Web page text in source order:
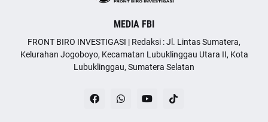
MEDIA FBI
FRONT BIRO INVESTIGASI | Redaksi : Jl. Lintas Sumatera,
Kelurahan Jogoboyo, Kecamatan Lubuklinggau Utara II, Kota
Lubuklinggau, Sumatera Selatan